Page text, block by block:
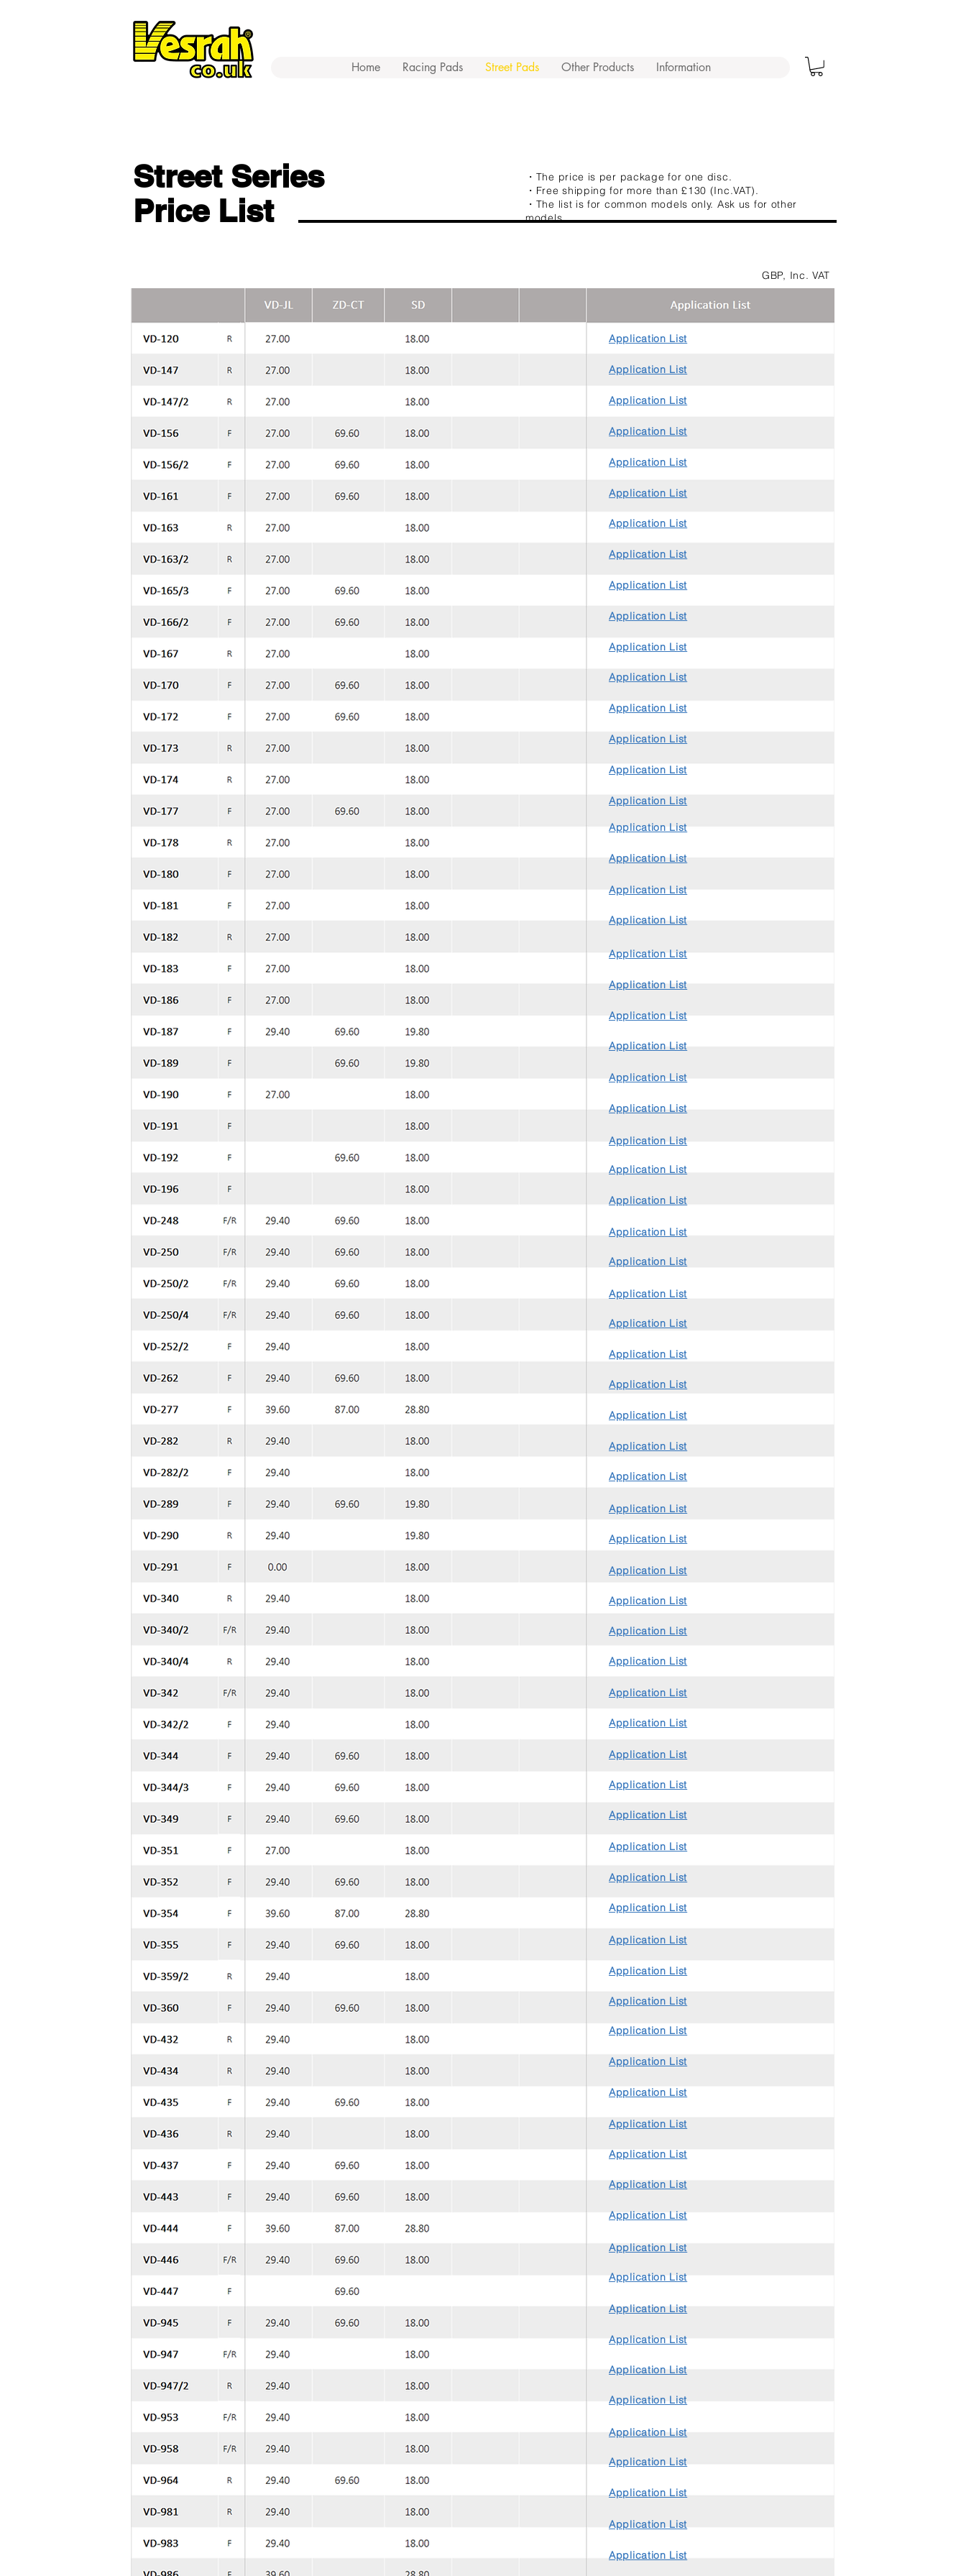
Home Racing Pads Street Pads Other Products Information
Street Series
Price List
・The price is per package for one disc.
・Free shipping for more than £130 (Inc.VAT).
・The list is for common models only. Ask us for other
models.​
GBP, Inc. VAT
Application List
Application List
Application List
Application List
Application List
Application List
Application List
Application List
Application List
Application List
Application List
Application List
Application List
Application List
Application List
Application List
Application List
Application List
Application List
Application List
Application List
Application List
Application List
Application List
Application List
Application List
Application List
Application List
Application List
Application List
Application List
Application List
Application List
Application List
Application List
Application List
Application List
Application List
Application List
Application List
Application List
Application List
Application List
Application List
Application List
Application List
Application List
Application List
Application List
Application List
Application List
Application List
Application List
Application List
Application List
Application List
Application List
Application List
Application List
Application List
Application List
Application List
Application List
Application List
Application List
Application List
Application List
Application List
Application List
Application List
Application List
Application List
Application List